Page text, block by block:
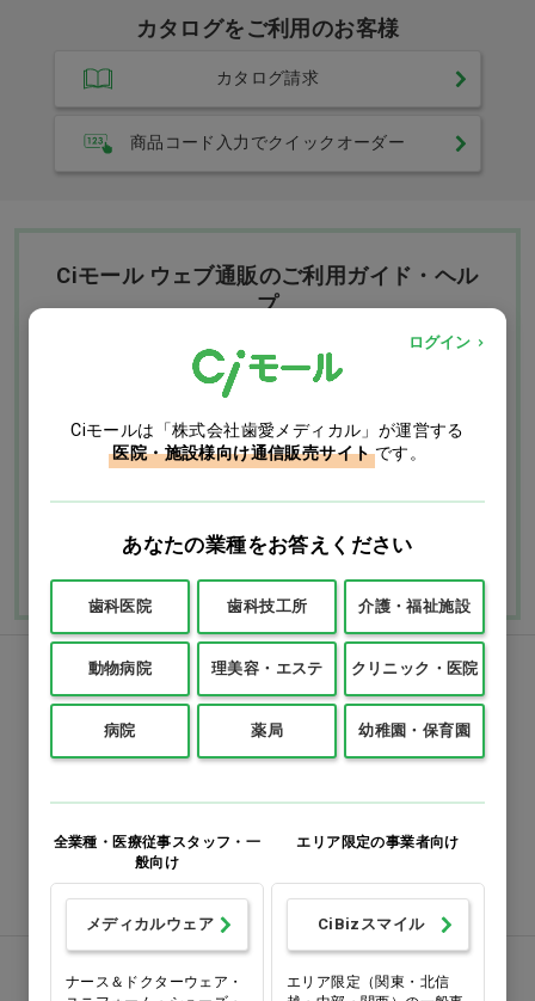
カタログをご利用のお客様
カタログ請求
商品コード入力でクイックオーダー
Ciモール ウェブ通販のご利用ガイド・ヘル
プ
お支払いについて 送料について
返品・交換につい
修理・保証につい
よくあるご質問
る
FAXでのご注文
0120-418-167
番号をよくお確かめのうえ、
注文書ダウンロード
お電話でお問い合わせ
ログイン
Ciモールは「株式会社歯愛メディカル」が運営する
医院・施設様向け通信販売サイト です。
あなたの業種をお答えください
歯科医院 歯科技工所 介護・福祉施設
動物病院 理美容・エステ クリニック・医院
病院 薬局 幼稚園・保育園
全業種・医療従事スタッフ・一
般向け
メディカルウェア
ナース＆ドクターウェア・
エリア限定の事業者向け
CiBizスマイル
エリア限定（関東・北信